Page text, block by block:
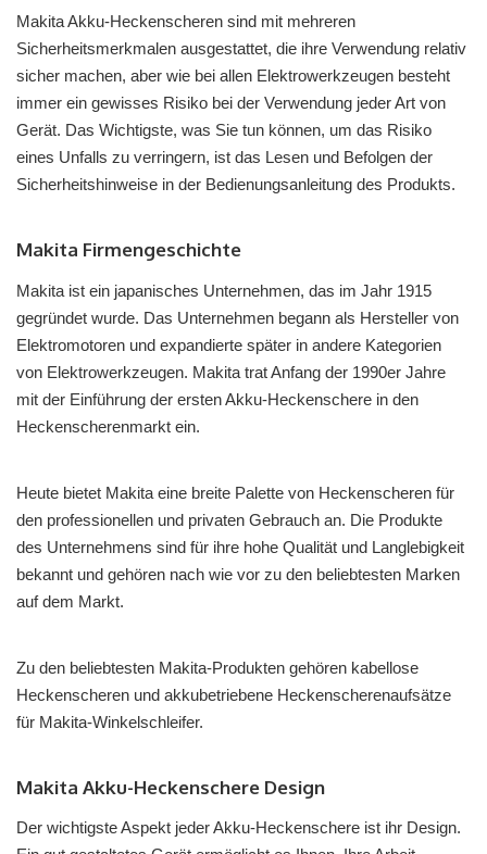
Makita Akku-Heckenscheren sind mit mehreren
Sicherheitsmerkmalen ausgestattet, die ihre Verwendung relativ
sicher machen, aber wie bei allen Elektrowerkzeugen besteht
immer ein gewisses Risiko bei der Verwendung jeder Art von
Gerät. Das Wichtigste, was Sie tun können, um das Risiko
eines Unfalls zu verringern, ist das Lesen und Befolgen der
Sicherheitshinweise in der Bedienungsanleitung des Produkts.
Makita Firmengeschichte
Makita ist ein japanisches Unternehmen, das im Jahr 1915
gegründet wurde. Das Unternehmen begann als Hersteller von
Elektromotoren und expandierte später in andere Kategorien
von Elektrowerkzeugen. Makita trat Anfang der 1990er Jahre
mit der Einführung der ersten Akku-Heckenschere in den
Heckenscherenmarkt ein.
Heute bietet Makita eine breite Palette von Heckenscheren für
den professionellen und privaten Gebrauch an. Die Produkte
des Unternehmens sind für ihre hohe Qualität und Langlebigkeit
bekannt und gehören nach wie vor zu den beliebtesten Marken
auf dem Markt.
Zu den beliebtesten Makita-Produkten gehören kabellose
Heckenscheren und akkubetriebene Heckenscherenaufsätze
für Makita-Winkelschleifer.
Makita Akku-Heckenschere Design
Der wichtigste Aspekt jeder Akku-Heckenschere ist ihr Design.